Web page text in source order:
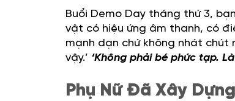
Buổi Demo Day tháng thứ 3,
vật có hiệu ứng âm thanh, có
mạnh dạn chứ không nhát chút
vậy.’ ‘Không phải bé phức tạp.
Phụ Nữ Đã Xây